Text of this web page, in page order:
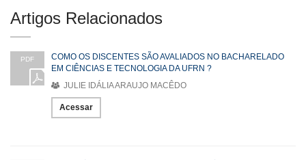
Artigos Relacionados
PDF
COMO OS DISCENTES SÃO AVALIADOS NO BACHARELADO
EM CIÊNCIAS E TECNOLOGIA DA UFRN ?
JULIE IDÁLIA ARAUJO MACÊDO
Acessar